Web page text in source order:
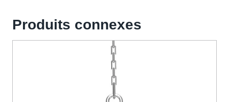
Produits connexes